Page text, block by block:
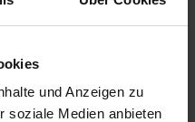
und Anzeigen zu
soziale Medien anbieten